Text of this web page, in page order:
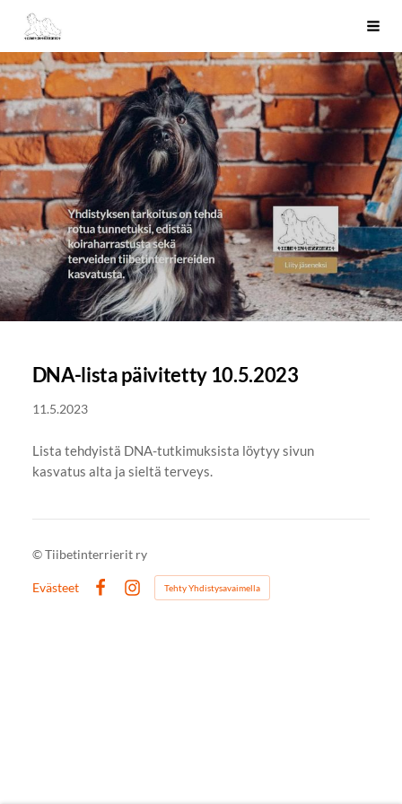
Siirry
sivun
sisältöön
Tiibetinterrierit ry
DNA-lista päivitetty 10.5.2023
11.5.2023
Lista tehdyistä DNA-tutkimuksista löytyy sivun
kasvatus alta ja sieltä terveys.
©Tiibetinterrierit ry
Evästeet
Instagram
Tehty Yhdistysavaimella